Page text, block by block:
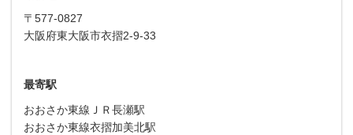
〒577-0827
大阪府東大阪市衣摺2-9-33
最寄駅
おおさか東線ＪＲ長瀬駅
おおさか東線衣摺加美北駅